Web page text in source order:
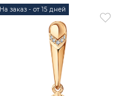
На заказ - от 15 дней